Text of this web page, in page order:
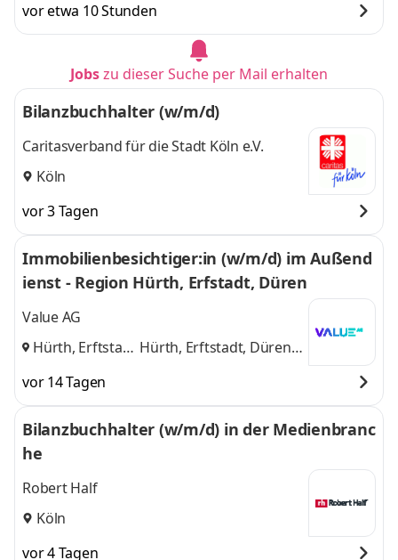
vor etwa 10 Stunden
Jobszu dieser Suche per Mail erhalten
Bilanzbuchhalter (w/m/d)
Caritasverband für die Stadt Köln e.V.
Köln
vor 3 Tagen
Immobilienbesichtiger:in (w/m/d) im Außend
ienst - Region Hürth, Erfstadt, Düren
Value AG
Hürth, Erftstadt, Hürth, Erftstadt, Düren
vor 14 Tagen
Bilanzbuchhalter (w/m/d) in der Medienbranc
he
Robert Half
Köln
vor 4 Tagen